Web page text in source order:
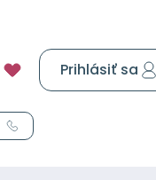
Prihlásiť sa